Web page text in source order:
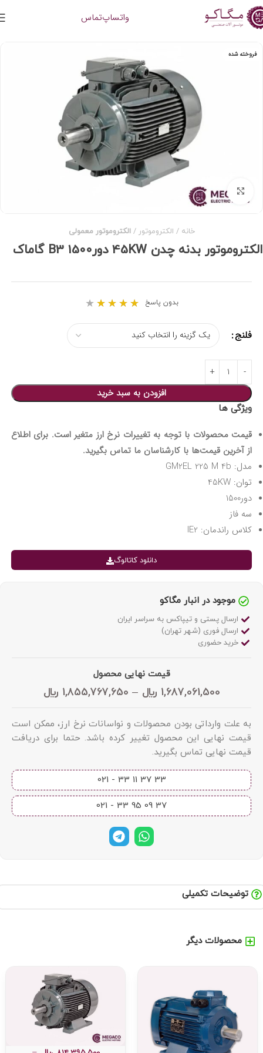
واتساپتماس
فروخته شده
برای بزرگنمایی کلیک کنید
خانه الکتروموتور الکتروموتور معمولی
الکتروموتور بدنه چدن 45KW دور1500 B3 گاماک
بدون پاسخ ★
★
★
★
★
فلنج
افزودن به سبد خرید
ویژگی ها
قیمت محصولات با توجه به تغییرات نرخ ارز متغیر است. برای اطلاع
از آخرین قیمت‌ها با کارشناسان ما تماس بگیرید.
مدل: GM2EL 225 M 4b
توان: 45KW
دور1500
سه فاز
کلاس راندمان: IE2
دانلود کاتالوگ
موجود در انبار مگاکو
ارسال پستی و تیپاکس به سراسر ایران
ارسال فوری (شهر تهران)
خرید حضوری
قیمت نهایی محصول
1,687,061,500 ﷼ –
1,855,767,650 ﷼
به علت وارداتی بودن محصولات و نواسانات نرخ ارز، ممکن است
قیمت نهایی این محصول تغییر کرده باشد. حتما برای دریافت
قیمت نهایی تماس بگیرید.
33 37 11 33 - 021​
37 09 95 33 - 021​
توضیحات تکمیلی
محصولات دیگر